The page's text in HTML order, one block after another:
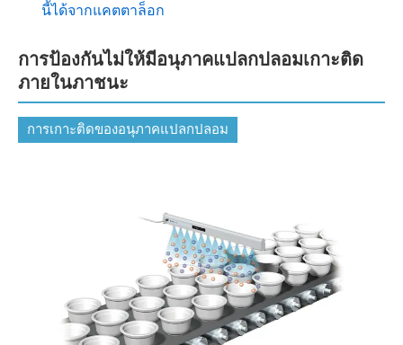
นี้ได้จากแคตตาล็อก
การป้องกันไม่ให้มีอนุภาคแปลกปลอมเกาะติด
ภายในภาชนะ
การเกาะติดของอนุภาคแปลกปลอม